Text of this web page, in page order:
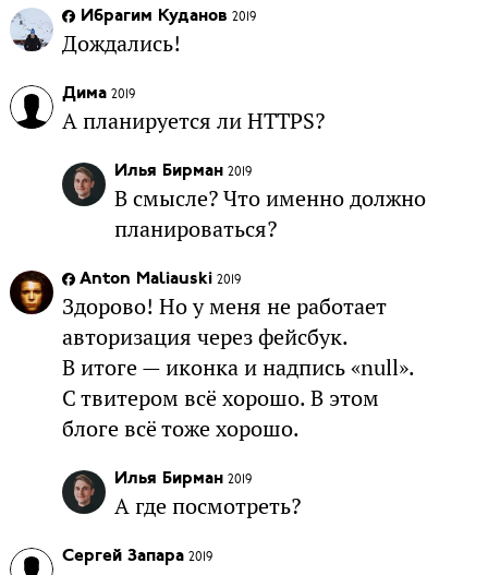
Ибрагим Куданов 2019
Дождались!
Дима 2019
А планируется ли HTTPS?
Илья Бирман 2019
В смысле? Что именно должно
планироваться?
Anton Maliauski 2019
Здорово! Но у меня не работает
авторизация через фейсбук.
В итоге — иконка и надпись «null».
С твитером всё хорошо. В этом
блоге всё тоже хорошо.
Илья Бирман 2019
А где посмотреть?
Сергей Запара 2019